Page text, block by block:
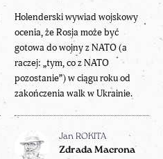
Holenderski wywiad wojskowy
ocenia, że Rosja może być
gotowa do wojny z NATO (a
raczej: „tym, co z NATO
pozostanie”) w ciągu roku od
zakończenia walk w Ukrainie.
Jan ROKITA
Zdrada Macrona